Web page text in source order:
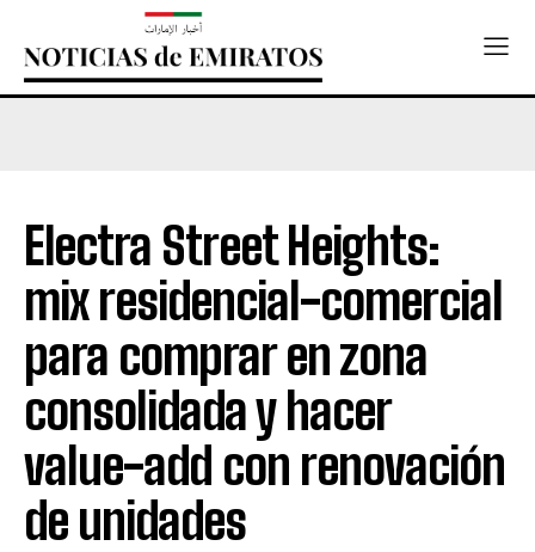
Electra Street Heights:
mix residencial-comercial
para comprar en zona
consolidada y hacer
value-add con renovación
de unidades